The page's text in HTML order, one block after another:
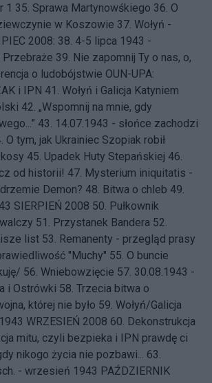
1 35. Sprawa Martynowśkiego 36. O
w Koszowie 37. Wołyń -
2008: 38. 4-5 lipca 1943 -
39. Nie zapomnij Ty o nas, o,
o ludobójstwie OUN-UPA:
i IPN 41. Wołyń i Galicja Katyniem
42. „Wspomnij na mnie, gdy
43. 14.07.1943 - słońce zachodzi
O tym, jak Ukrainiec Szopiak robił
45. Upadek Huty Stepańskiej 46.
od historii! 47. Mysterium iniquitatis -
Demon? 48. Bitwa o chleb 49.
SIERPIEŃ 2008 50. Pułkownik
51. Przystanek Bandera 52.
list 53. Remanenty - przegląd prasy
"Muchy" 55. O buncie
56. Wniebowzięcie 57. 30.08.1943 -
i Ostrówki 58. Trzecia bitwa o
której nie było 59. Wołyń/Galicja
WRZESIEŃ 2008 60. Dekonstrukcja
mitu, czyli bezpieka i IPN prawdę ci
nikogo życia nie pozbawi...
63.
- wrzesień 1943 PAŹDZIERNIK